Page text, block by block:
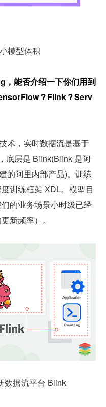
模型体积
能否介绍一下你们用到
？Flink？Serv
术，实时数据流是基于
底层是 Blink(Blink 是阿
的阿里内部产品)。训练
训练框架 XDL。模型目
的业务场景小时级已经
新频率）。
数据流平台 Blink